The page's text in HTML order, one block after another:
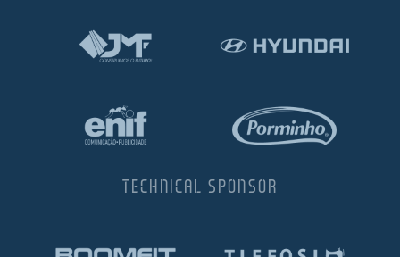
TECHNICAL SPONSOR